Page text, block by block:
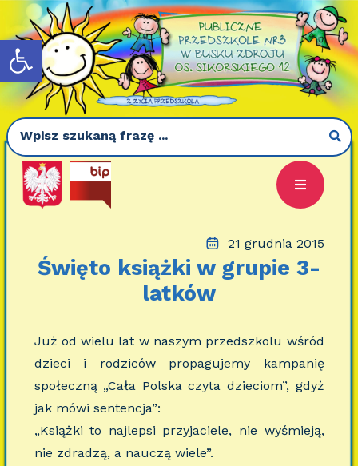
Otwórz pasek narzędzi
21 grudnia 2015
Święto książki w grupie 3-
latków
Już od wielu lat w naszym przedszkolu wśród
dzieci i rodziców propagujemy kampanię
społeczną „Cała Polska czyta dzieciom”, gdyż
jak mówi sentencja”:
„Książki to najlepsi przyjaciele, nie wyśmieją,
nie zdradzą, a nauczą wiele”.